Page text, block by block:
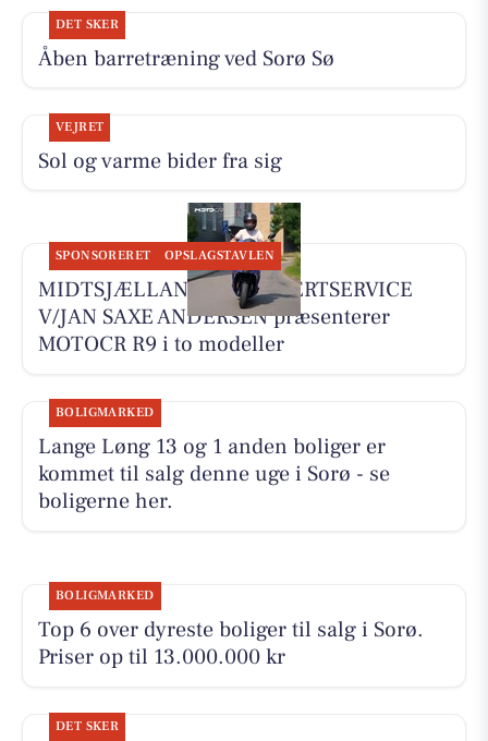
DET SKER
Åben barretræning ved Sorø Sø
VEJRET
Sol og varme bider fra sig
SPONSORERET OPSLAGSTAVLEN
MIDTSJÆLLANDS KNALLERTSERVICE
V/JAN SAXE ANDERSEN præsenterer
MOTOCR R9 i to modeller
BOLIGMARKED
Lange Løng 13 og 1 anden boliger er
kommet til salg denne uge i Sorø - se
boligerne her.
BOLIGMARKED
Top 6 over dyreste boliger til salg i Sorø.
Priser op til 13.000.000 kr
DET SKER